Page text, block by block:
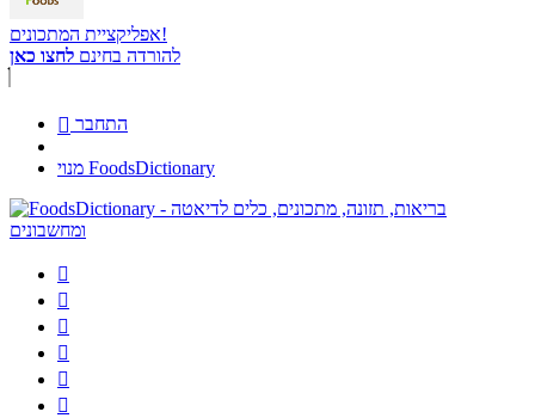
אפליקציית המתכונים!
להורדה בחינם לחצו כאן
 התחבר
מנוי FoodsDictionary





